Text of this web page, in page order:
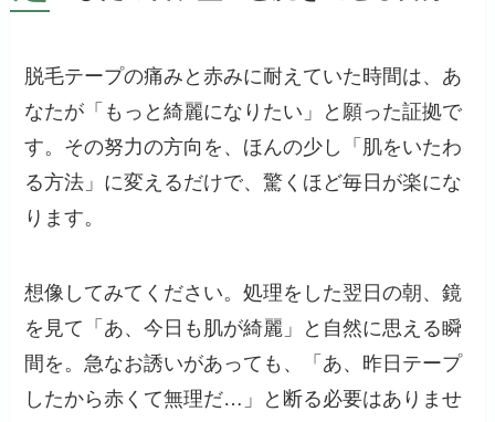
脱毛テープの痛みと赤みに耐えていた時間は、あ
なたが「もっと綺麗になりたい」と願った証拠で
す。その努力の方向を、ほんの少し「肌をいたわ
る方法」に変えるだけで、驚くほど毎日が楽にな
ります。
想像してみてください。処理をした翌日の朝、鏡
を見て「あ、今日も肌が綺麗」と自然に思える瞬
間を。急なお誘いがあっても、「あ、昨日テープ
したから赤くて無理だ…」と断る必要はありませ